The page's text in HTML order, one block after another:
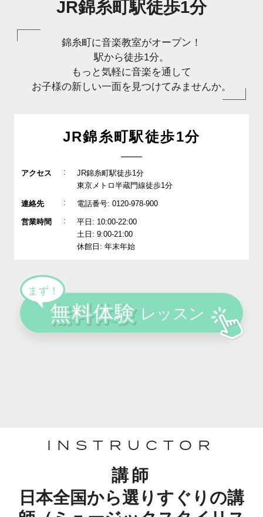
JR錦糸町駅徒歩1分
錦糸町に音楽教室がオープン！
駅から徒歩1分。
もっと気軽に音楽を通して
お子様の新しい一面を見つけてみませんか。
JR錦糸町駅徒歩1分
アクセス :
JR錦糸町駅徒歩1分
東京メトロ半蔵門線徒歩1分
連絡先 : 電話番号: 0120-978-900
営業時間 :
平日: 10:00-22:00
土日: 9:00-21:00
休館日: 年末年始
INSTRUCTOR
講師
日本全国から選りすぐりの講